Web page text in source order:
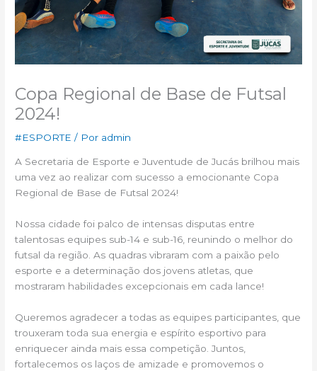
Copa Regional de Base de Futsal
2024!
#ESPORTE / Por admin
A Secretaria de Esporte e Juventude de Jucás brilhou mais
uma vez ao realizar com sucesso a emocionante Copa
Regional de Base de Futsal 2024!
Nossa cidade foi palco de intensas disputas entre
talentosas equipes sub-14 e sub-16, reunindo o melhor do
futsal da região. As quadras vibraram com a paixão pelo
esporte e a determinação dos jovens atletas, que
mostraram habilidades excepcionais em cada lance!
Queremos agradecer a todas as equipes participantes, que
trouxeram toda sua energia e espírito esportivo para
enriquecer ainda mais essa competição. Juntos,
fortalecemos os laços de amizade e promovemos o